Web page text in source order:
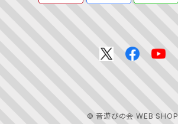
© 音遊びの会 WEB SHOP